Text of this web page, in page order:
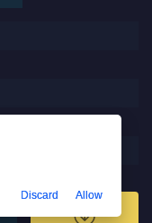
Discard Allow